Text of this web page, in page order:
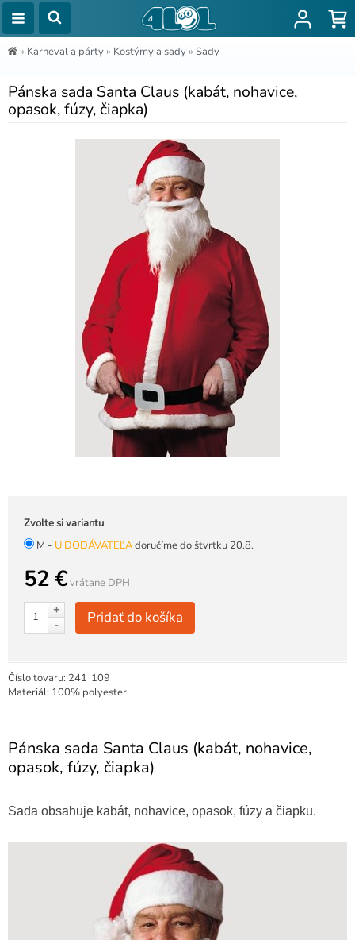
» Karneval a párty » Kostýmy a sady » Sady
Pánska sada Santa Claus (kabát, nohavice,
opasok, fúzy, čiapka)
Zvolte si variantu
M - U DODÁVATEĽAdoručíme do štvrtku 20.8.
52 €vrátane DPH
+
-
Pridať do košíka
Číslo tovaru: 241 109
Materiál: 100% polyester
Pánska sada Santa Claus (kabát, nohavice,
opasok, fúzy, čiapka)
Sada obsahuje kabát, nohavice, opasok, fúzy a čiapku.